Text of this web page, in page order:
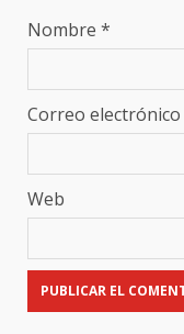
Nombre *
Correo electrónico
Web